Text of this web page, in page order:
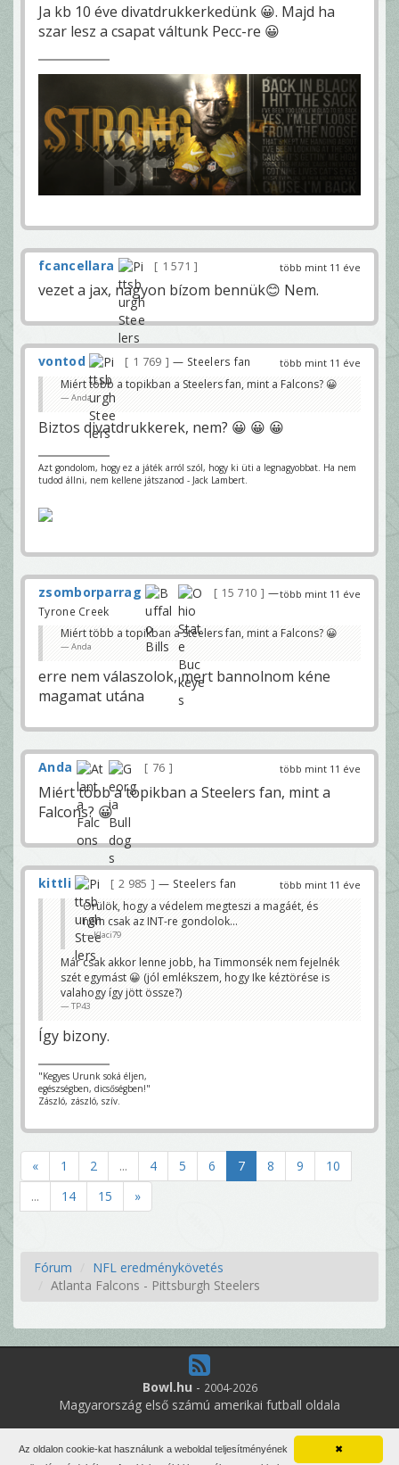
Ja kb 10 éve divatdrukkerkedünk 😀. Majd ha
szar lesz a csapat váltunk Pecc-re 😀
több mint 11 éve
fcancellara 1 571
vezet a jax, nagyon bízom bennük😊 Nem.
több mint 11 éve
vontod 1 769 — Steelers fan
Miért több a topikban a Steelers fan, mint a Falcons? 😀
Anda
Biztos divatdrukkerek, nem? 😀 😀 😀
Azt gondolom, hogy ez a játék arról szól, hogy ki üti a legnagyobbat. Ha nem
tudod állni, nem kellene játszanod - Jack Lambert.
több mint 11 éve
zsomborparrag 15 710
—
Tyrone Creek
Miért több a topikban a Steelers fan, mint a Falcons? 😀
Anda
erre nem válaszolok, mert bannolnom kéne
magamat utána
több mint 11 éve
Anda 76
Miért több a topikban a Steelers fan, mint a
Falcons? 😀
több mint 11 éve
kittli 2 985 — Steelers fan
Örülök, hogy a védelem megteszi a magáét, és
nem csak az INT-re gondolok...
Klaci79
Már csak akkor lenne jobb, ha Timmonsék nem fejelnék
szét egymást 😀 (jól emlékszem, hogy Ike kéztörése is
valahogy így jött össze?)
TP43
Így bizony.
"Kegyes Urunk soká éljen,
egészségben, dicsőségben!"
Zászló, zászló, szív.
« 1 2 ... 4 5 6 7 8 9
10
...
14 15 »
Fórum
NFL eredménykövetés
Atlanta Falcons - Pittsburgh Steelers
Bowl.hu - 2004-2026
Magyarország első számú amerikai futball oldala
6
online felhasználó
Minden jog fenntartva. Írott anyagok újraközlése csak a szerző
✖
Az oldalon cookie-kat használunk a weboldal teljesítményének